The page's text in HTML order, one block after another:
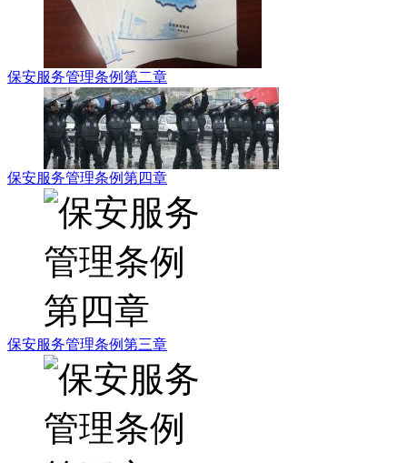
保安服务管理条例第二章
保安服务管理条例第四章
保安服务管理条例第三章